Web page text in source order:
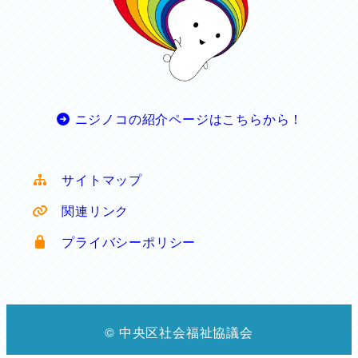
ニジノコの紹介ページはこちらから！
サイトマップ
関連リンク
プライバシーポリシー
© 中央区社会福祉協議会